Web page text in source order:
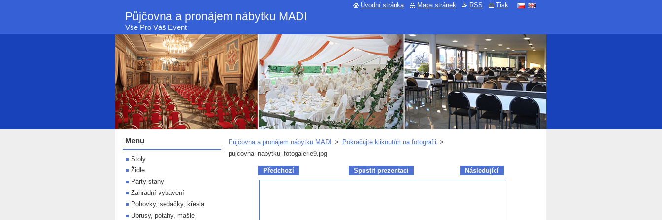
Půjčovna a pronájem nábytku MADI
Vše Pro Váš Event
Půjčovna a pronájem nábytku MADI > Pokračujte kliknutím na fotografii >
pujcovna_nabytku_fotogalerie9.jpg
Předchozí Spustit prezentaci Následující
Menu
Stoly
Židle
Párty stany
Zahradní vybavení
Pohovky, sedačky, křesla
Ubrusy, potahy, mašle
Úvodní stránka Mapa stránek RSS Tisk